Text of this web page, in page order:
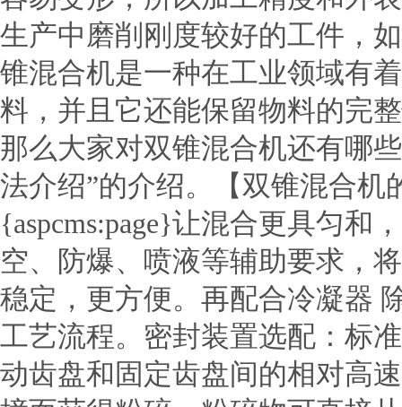
生产中磨削刚度较好的工件，
锥混合机是一种在工业领域有
料，并且它还能保留物料的完
那么大家对双锥混合机还有哪
法介绍”的介绍。【双锥混合
{aspcms:page}让混合更具匀和
空、防爆、喷液等辅助要求，
稳定，更方便。再配合冷凝器
工艺流程。密封装置选配：标
动齿盘和固定齿盘间的相对高